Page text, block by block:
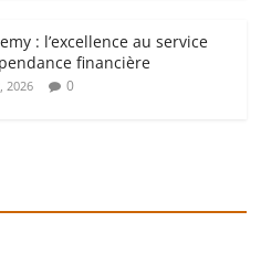
: l’excellence au service
financière
2026 0